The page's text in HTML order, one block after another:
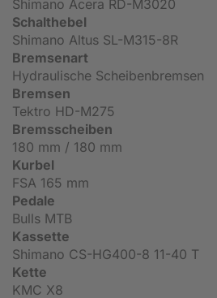
Shimano Acera RD-M3020
Schalthebel
Shimano Altus SL-M315-8R
Bremsenart
Hydraulische Scheibenbremsen
Bremsen
Tektro HD-M275
Bremsscheiben
180 mm / 180 mm
Kurbel
FSA 165 mm
Pedale
Bulls MTB
Kassette
Shimano CS-HG400-8 11-40 T
Kette
KMC X8